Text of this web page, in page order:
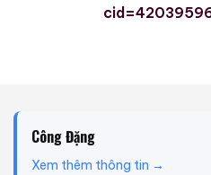
Công Đặng
Xem thêm thông tin →